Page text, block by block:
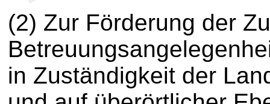
(2) Zur Förderung der
in Zuständigkeit der